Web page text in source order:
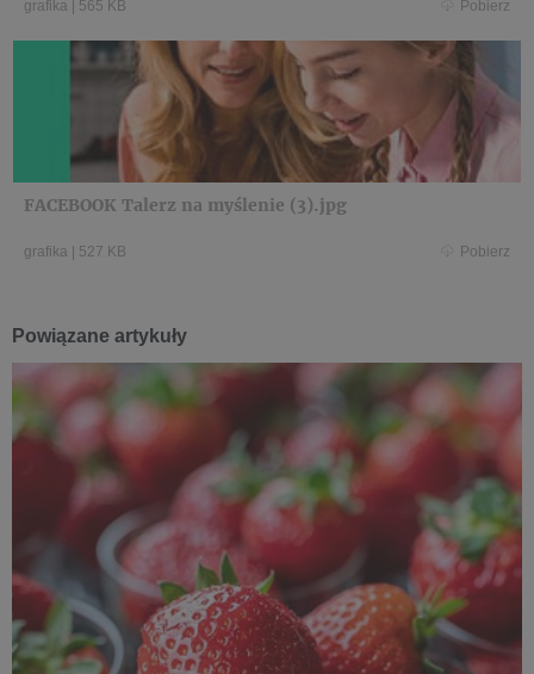
grafika 565 KB Pobierz
FACEBOOK Talerz na myślenie (3).jpg
grafika 527 KB Pobierz
Powiązane artykuły